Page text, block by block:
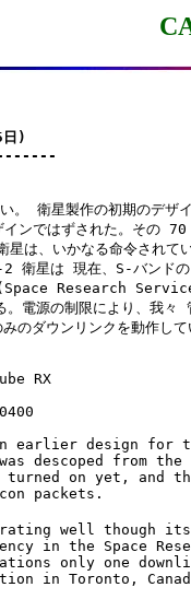
)
。 衛星製作の初期のデザ
インではずされた。その
は、いかなる命令されて
2 衛星は 現在、S-バンド
(Space Research
電源の制限により、我々
のダウンリンクを動作して
RX
An earlier design
descoped from
turned on yet, and
packets.
well though its
in the Space
only one
in Toronto,